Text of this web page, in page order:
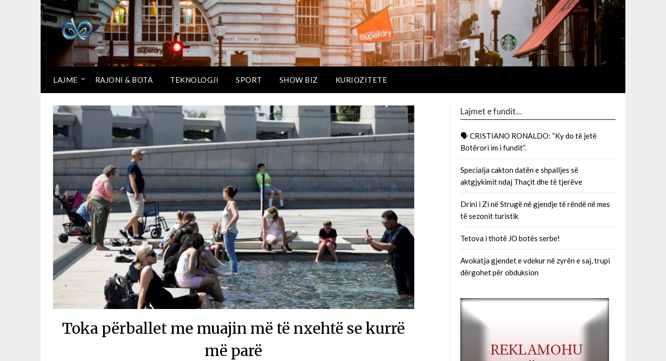
LAJME RAJONI & BOTA TEKNOLOGJI SPORT SHOW BIZ KURIOZITETE
Toka përballet me muajin më të nxehtë se kurrë
më parë
Lajmet e fundit…
🗣 CRISTIANO RONALDO: “Ky do të jetë
Botërori im i fundit”.
Specialja cakton datën e shpalljes së
aktgjykimit ndaj Thaçit dhe të tjerëve
Drini i Zi në Strugë në gjendje të rëndë në mes
të sezonit turistik
Tetova i thotë JO botës serbe!
Avokatja gjendet e vdekur në zyrën e saj, trupi
dërgohet për obduksion